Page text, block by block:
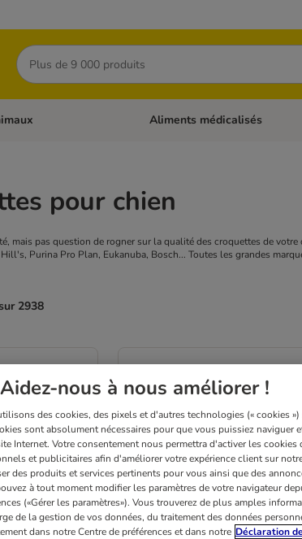
Rechercher
Chats Dérouler les catégories: Autres
Aliments médicalisés
pour chien
mais pas question de rogner sur la qualité des croquettes de
Purina Pro Plan, Eukanuba, Bosch... Toutes les grandes
2938
Aidez-nous à nous améliorer !
des cookies, des pixels et d'autres technologies (« cookies
sont absolument nécessaires pour que vous puissiez naviguer
Internet. Votre consentement nous permettra d'activer les cookies
et publicitaires afin d'améliorer votre expérience client sur
des produits et services pertinents pour vous ainsi que des
à tout moment modifier les paramètres de votre navigateur
(«Gérer les paramètres»). Vous trouverez de plus amples
de la gestion de vos données, du traitement des données
dans notre Centre de préférences et dans notre Déclaration